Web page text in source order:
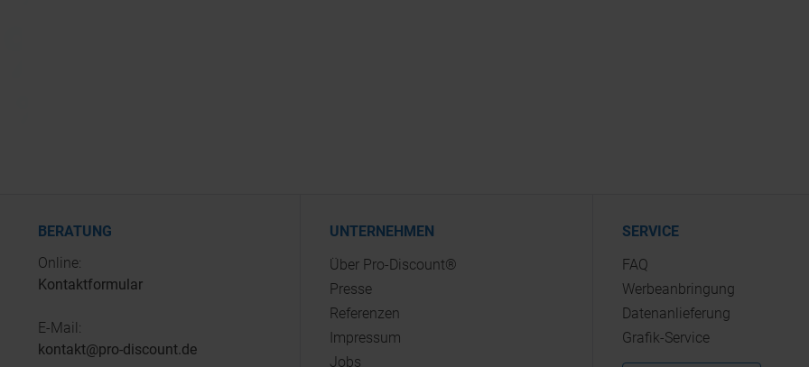
BERATUNG
Online:
Kontaktformular
E-Mail:
kontakt@pro-discount.de
UNTERNEHMEN
Über Pro-Discount®
Presse
Referenzen
Impressum
Jobs
SERVICE
FAQ
Werbeanbringung
Datenanlieferung
Grafik-Service